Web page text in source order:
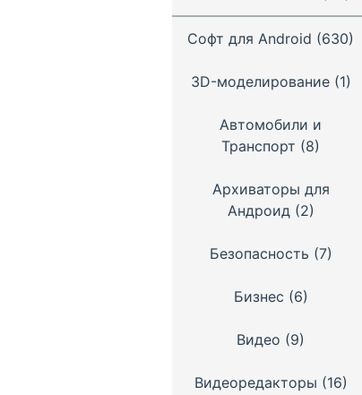
Софт для Android (630)
3D-моделирование(1)
Автомобили и
Транспорт (8)
Архиваторы для
Андроид(2)
Безопасность (7)
Бизнес (6)
Видео (9)
Видеоредакторы (16)